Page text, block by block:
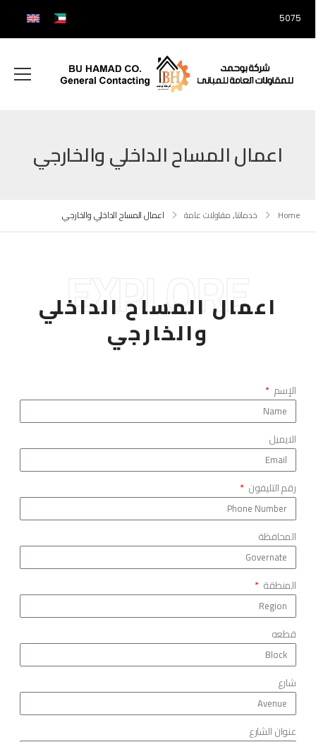
اعمال المساح الداخلي والخارجي
Home خدماتنا,مقاولات عامة اعمال المساح الداخلي والخارجي
EXPLORE
اعمال المساح الداخلي
والخارجي
الإسم
الايميل
رقم التليفون
المحافظة
المنطقة
قطعه
شارع
عنوان الشارع